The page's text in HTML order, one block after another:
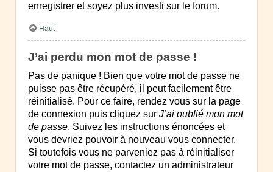
enregistrer et soyez plus investi sur le forum.
Haut
J’ai perdu mon mot de passe !
Pas de panique ! Bien que votre mot de passe ne
puisse pas être récupéré, il peut facilement être
réinitialisé. Pour ce faire, rendez vous sur la page
de connexion puis cliquez sur J’ai oublié mon mot
de passe. Suivez les instructions énoncées et
vous devriez pouvoir à nouveau vous connecter.
Si toutefois vous ne parveniez pas à réinitialiser
votre mot de passe, contactez un administrateur